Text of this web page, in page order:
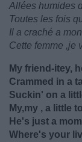
Allées humides
Toutes les fois
Il a craché a
Cette femme ,je
My friend-itey,
Crammed in a
Suckin' on a
My,my , a little
He's just a
Where's your